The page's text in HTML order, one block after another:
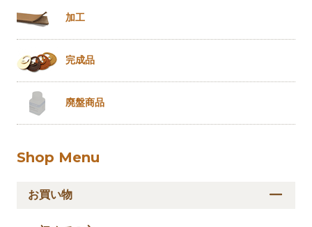
加工
完成品
廃盤商品
Shop Menu
お買い物